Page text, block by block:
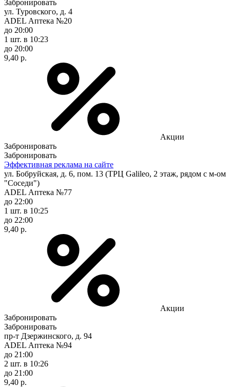
Забронировать
ул. Туровского, д. 4
ADEL Аптека №20
до 20:00
1 шт. в 10:23
до 20:00
9,40 р.
Акции
Забронировать
Забронировать
Эффективная реклама на сайте
ул. Бобруйская, д. 6, пом. 13 (ТРЦ Galileo, 2 этаж, рядом с м-ом
"Соседи")
ADEL Аптека №77
до 22:00
1 шт. в 10:25
до 22:00
9,40 р.
Акции
Забронировать
Забронировать
пр-т Дзержинского, д. 94
ADEL Аптека №94
до 21:00
2 шт. в 10:26
до 21:00
9,40 р.